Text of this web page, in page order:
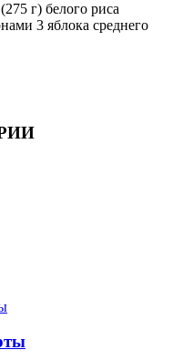
г) белого риса
3 яблока среднего